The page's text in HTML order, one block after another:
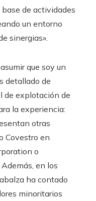
de actividades
un entorno
sinergias».
que soy un
detallado de
de explotación de
la experiencia:
otras
Covestro en
o
en los
ha contado
minoritarios